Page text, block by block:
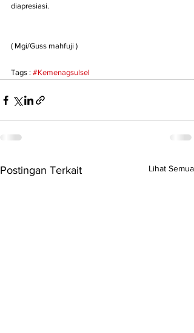
diapresiasi.
( Mgi/Guss mahfuji )
Tags : #Kemenagsulsel
Postingan Terkait Lihat Semua